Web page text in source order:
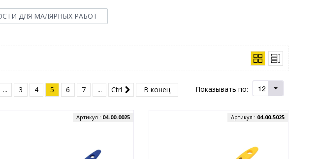
ДЛЯ МАЛЯРНЫХ РАБОТ
Показывать по: 12
... 3 4 5 6 7 ... Ctrl В конец
Артикул : 04-00-0025 Артикул : 04-00-5025